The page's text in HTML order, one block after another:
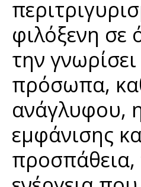
φιλόξενη σε
την
πρόσωπα,
ανάγλυφου,
εμφάνισης
προσπάθεια,